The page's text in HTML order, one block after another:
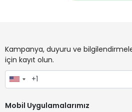
Kampanya, duyuru ve
için kayıt olun.
Mobil Uygulamalarımız